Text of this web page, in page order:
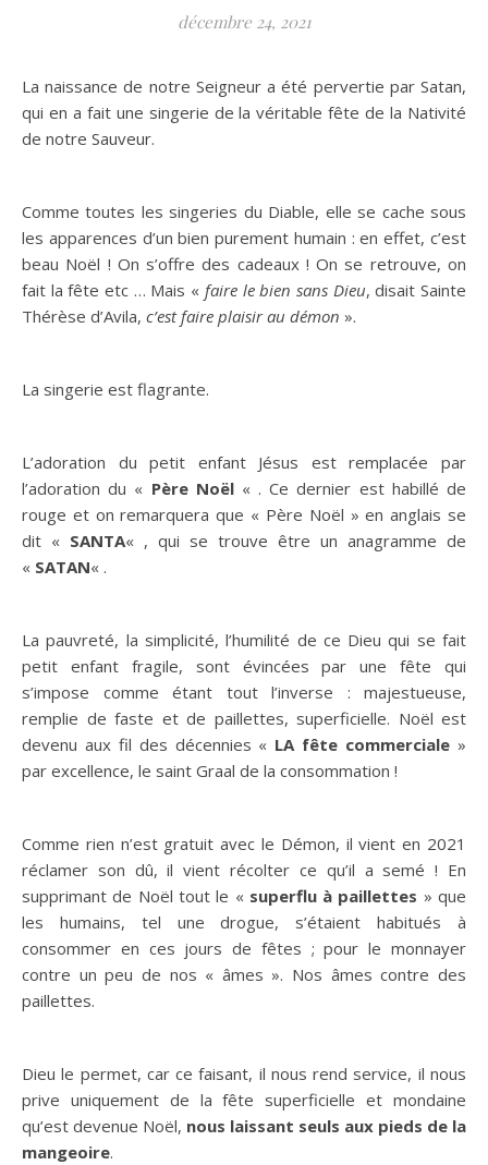
décembre 24, 2021
La naissance de notre Seigneur a été pervertie par Satan,
qui en a fait une singerie de la véritable fête de la Nativité
de notre Sauveur.
Comme toutes les singeries du Diable, elle se cache sous
les apparences d’un bien purement humain : en effet, c’est
beau Noël ! On s’offre des cadeaux ! On se retrouve, on
fait la fête etc … Mais « faire le bien sans Dieu, disait Sainte
Thérèse d’Avila, c’est faire plaisir au démon ».
La singerie est flagrante.
L’adoration du petit enfant Jésus est remplacée par
l’adoration du « Père Noël« . Ce dernier est habillé de
rouge et on remarquera que « Père Noël » en anglais se
dit « SANTA« , qui se trouve être un anagramme de
« SATAN« .
La pauvreté, la simplicité, l’humilité de ce Dieu qui se fait
petit enfant fragile, sont évincées par une fête qui
s’impose comme étant tout l’inverse : majestueuse,
remplie de faste et de paillettes, superficielle. Noël est
devenu aux fil des décennies « LA fête commerciale »
par excellence, le saint Graal de la consommation !
Comme rien n’est gratuit avec le Démon, il vient en 2021
réclamer son dû, il vient récolter ce qu’il a semé ! En
supprimant de Noël tout le « superflu à paillettes » que
les humains, tel une drogue, s’étaient habitués à
consommer en ces jours de fêtes ; pour le monnayer
contre un peu de nos « âmes ». Nos âmes contre des
paillettes.
Dieu le permet, car ce faisant, il nous rend service, il nous
prive uniquement de la fête superficielle et mondaine
qu’est devenue Noël, nous laissant seuls aux pieds de la
mangeoire.